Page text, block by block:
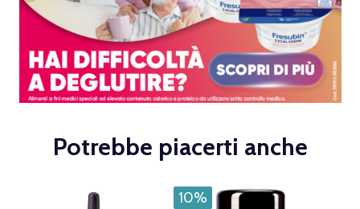
Potrebbe piacerti anche
10%